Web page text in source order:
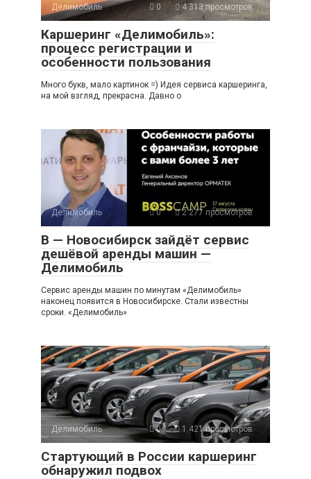
Делимобиль 0 4 313 просмотров
Каршеринг «Делимобиль»:
процесс регистрации и
особенности пользования
Много букв, мало картинок =) Идея сервиса каршеринга,
на мой взгляд, прекрасна. Давно о
Делимобиль 0 2 277 просмотров
В — Новосибирск зайдёт сервис
дешёвой аренды машин —
Делимобиль
Сервис аренды машин по минутам «Делимобиль»
наконец появится в Новосибирске. Стали известны
сроки. «Делимобиль»
Делимобиль 0 1 421 просмотров
Стартующий в России каршеринг
обнаружил подвох